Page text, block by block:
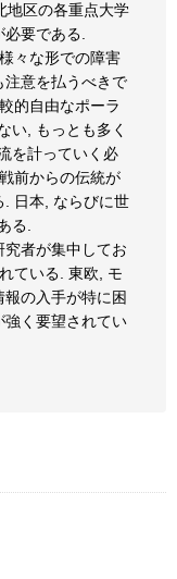
地区の各重点大学
要である.
々な形での障害
意を払うべきで
的自由なポーラ
い, もっとも多く
を計っていく必
前からの伝統が
. 日本, ならびに世
る.
者が集中してお
ている. 東欧, モ
の入手が特に困
く要望されてい